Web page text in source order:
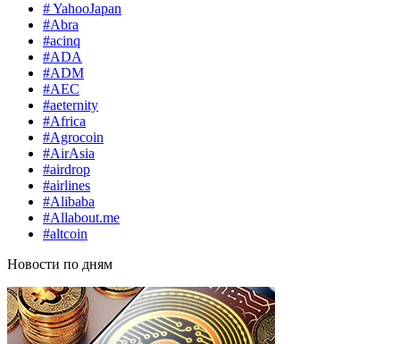
# YahooJapan
#Abra
#acinq
#ADA
#ADM
#AEC
#aeternity
#Africa
#Agrocoin
#AirAsia
#airdrop
#airlines
#Alibaba
#Allabout.me
#altcoin
Новости по дням